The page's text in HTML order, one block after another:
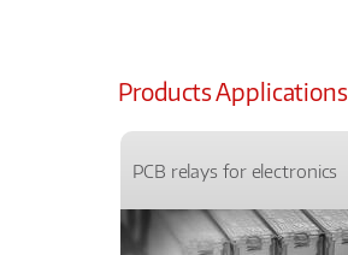
Products Applications
PCB relays for electronics